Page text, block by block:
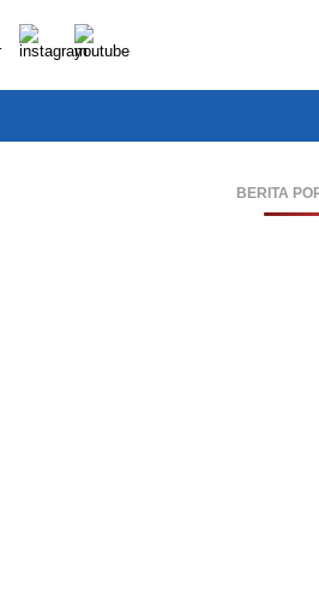
BERITA